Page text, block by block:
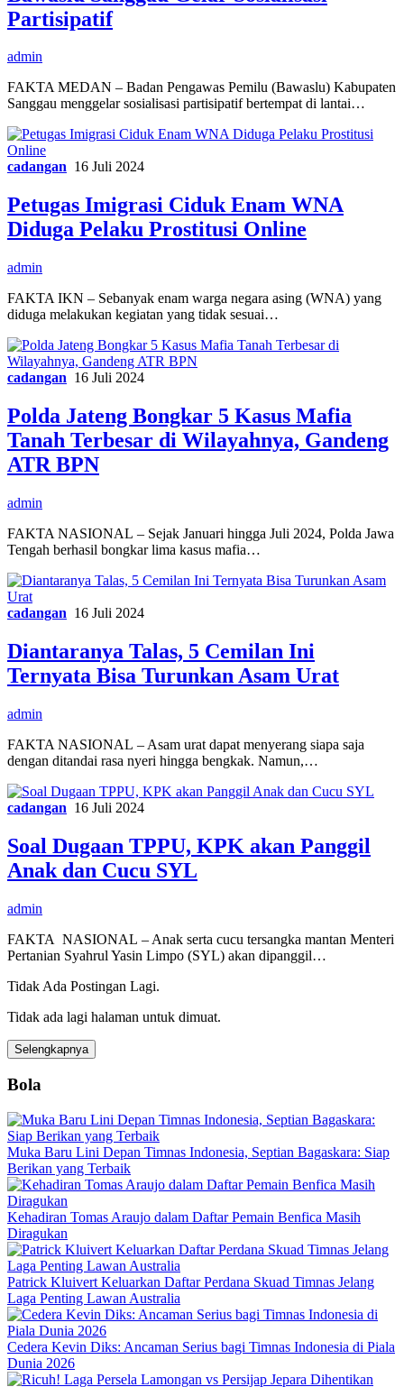
Partisipatif
admin
FAKTA MEDAN – Badan Pengawas Pemilu (Bawaslu) Kabupaten
Sanggau menggelar sosialisasi partisipatif bertempat di lantai…
cadangan 16 Juli 2024
Petugas Imigrasi Ciduk Enam WNA
Diduga Pelaku Prostitusi Online
admin
FAKTA IKN – Sebanyak enam warga negara asing (WNA) yang
diduga melakukan kegiatan yang tidak sesuai…
cadangan 16 Juli 2024
Polda Jateng Bongkar 5 Kasus Mafia
Tanah Terbesar di Wilayahnya, Gandeng
ATR BPN
admin
FAKTA NASIONAL – Sejak Januari hingga Juli 2024, Polda Jawa
Tengah berhasil bongkar lima kasus mafia…
cadangan 16 Juli 2024
Diantaranya Talas, 5 Cemilan Ini
Ternyata Bisa Turunkan Asam Urat
admin
FAKTA NASIONAL – Asam urat dapat menyerang siapa saja
dengan ditandai rasa nyeri hingga bengkak. Namun,…
cadangan 16 Juli 2024
Soal Dugaan TPPU, KPK akan Panggil
Anak dan Cucu SYL
admin
FAKTA NASIONAL – Anak serta cucu tersangka mantan Menteri
Pertanian Syahrul Yasin Limpo (SYL) akan dipanggil…
Tidak Ada Postingan Lagi.
Tidak ada lagi halaman untuk dimuat.
Selengkapnya
Bola
Muka Baru Lini Depan Timnas Indonesia, Septian Bagaskara: Siap
Berikan yang Terbaik
Kehadiran Tomas Araujo dalam Daftar Pemain Benfica Masih
Diragukan
Patrick Kluivert Keluarkan Daftar Perdana Skuad Timnas Jelang
Laga Penting Lawan Australia
Cedera Kevin Diks: Ancaman Serius bagi Timnas Indonesia di Piala
Dunia 2026